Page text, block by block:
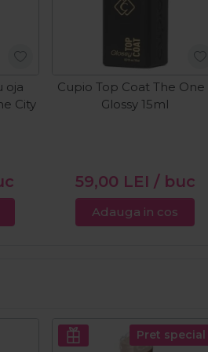
oja
City
Cupio Top Coat The One
Glossy 15ml
59,00 LEI / buc
Adauga in cos
Pret special